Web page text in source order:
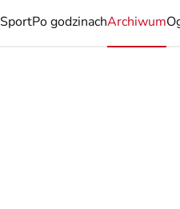
SportPo godzinachArchiwum